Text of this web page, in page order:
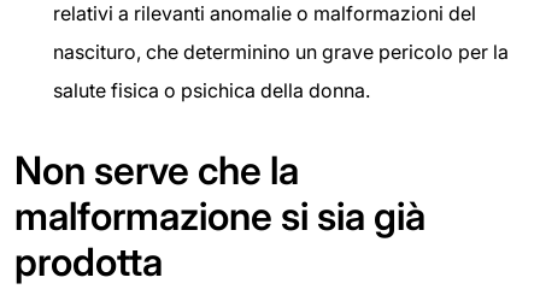
relativi a rilevanti anomalie o malformazioni del
nascituro, che determinino un grave pericolo per la
salute fisica o psichica della donna.
Non serve che la
malformazione si sia già
prodotta